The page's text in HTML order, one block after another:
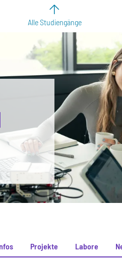
Alle Studiengänge
Projekte Labore